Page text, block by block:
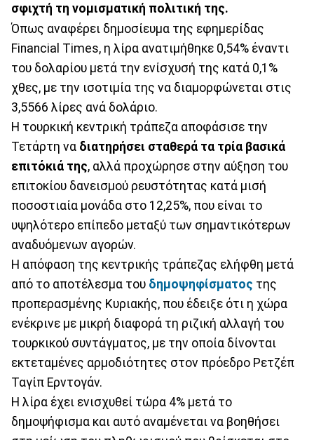
σφιχτή τη νομισματική πολιτική της.
Όπως αναφέρει δημοσίευμα της εφημερίδας
Financial Times, η λίρα ανατιμήθηκε 0,54% έναντι
του δολαρίου μετά την ενίσχυσή της κατά 0,1%
χθες, με την ισοτιμία της να διαμορφώνεται στις
3,5566 λίρες ανά δολάριο.
Η τουρκική κεντρική τράπεζα αποφάσισε την
Τετάρτη να διατηρήσει σταθερά τα τρία βασικά
επιτόκιά της, αλλά προχώρησε στην αύξηση του
επιτοκίου δανεισμού ρευστότητας κατά μισή
ποσοστιαία μονάδα στο 12,25%, που είναι το
υψηλότερο επίπεδο μεταξύ των σημαντικότερων
αναδυόμενων αγορών.
Η απόφαση της κεντρικής τράπεζας ελήφθη μετά
από το αποτέλεσμα του δημοψηφίσματος της
προπερασμένης Κυριακής, που έδειξε ότι η χώρα
ενέκρινε με μικρή διαφορά τη ριζική αλλαγή του
τουρκικού συντάγματος, με την οποία δίνονται
εκτεταμένες αρμοδιότητες στον πρόεδρο Ρετζέπ
Ταγίπ Ερντογάν.
Η λίρα έχει ενισχυθεί τώρα 4% μετά το
δημοψήφισμα και αυτό αναμένεται να βοηθήσει